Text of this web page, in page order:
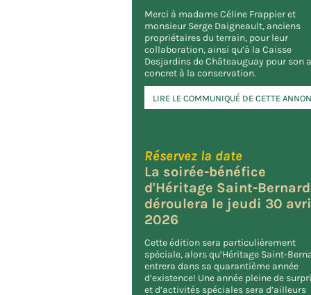
Merci à madame Céline Frappier et
monsieur Serge Daigneault, anciens
propriétaires du terrain, pour leur
collaboration, ainsi qu’à la Caisse
Desjardins de Châteauguay pour son
concret à la conservation.
LIRE LE COMMUNIQUÉ DE CETTE
Réservez la date
La soirée-bénéfice
d'Héritage Saint-
déroulera le jeudi 30
2026
Cette édition sera particulièrement
spéciale, alors qu’Héritage Saint-
entrera dans sa quarantième année
d’existence! Une année pleine de
et d’activités spéciales sera d’ailleurs